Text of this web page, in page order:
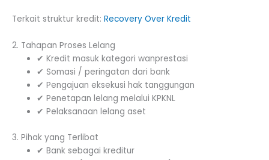
Terkait struktur kredit: Recovery Over Kredit
2. Tahapan Proses Lelang
✔ Kredit masuk kategori wanprestasi
✔ Somasi / peringatan dari bank
✔ Pengajuan eksekusi hak tanggungan
✔ Penetapan lelang melalui KPKNL
✔ Pelaksanaan lelang aset
3. Pihak yang Terlibat
✔ Bank sebagai kreditur